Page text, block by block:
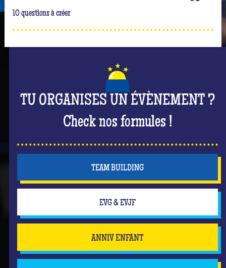
10 questions à créer
TU ORGANISES UN ÉVÈNEMENT ?
Check nos formules !
TEAM BUILDING
EVG & EVJF
ANNIV ENFANT